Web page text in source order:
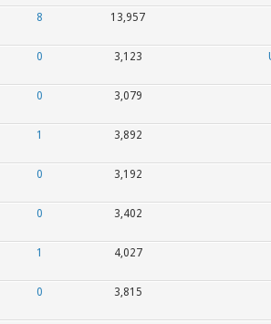
8 13,957
0 3,123
0 3,079
1 3,892
0 3,192
0 3,402
1 4,027
0 3,815